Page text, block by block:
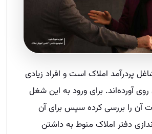
پردرآمد املاک است و افراد زیادی
آورده‌اند. برای ورود به این شغل
آن را بررسی کرده سپس برای آن
دفتر املاک منوط به داشتن